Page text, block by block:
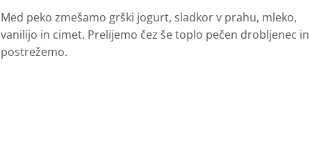
Med peko zmešamo grški jogurt, sladkor v prahu, mleko,
vanilijo in cimet. Prelijemo čez še toplo pečen drobljenec in
postrežemo.